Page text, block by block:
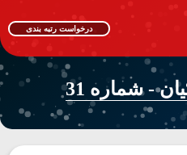
درخواست رتبه بندی
- شماره 31